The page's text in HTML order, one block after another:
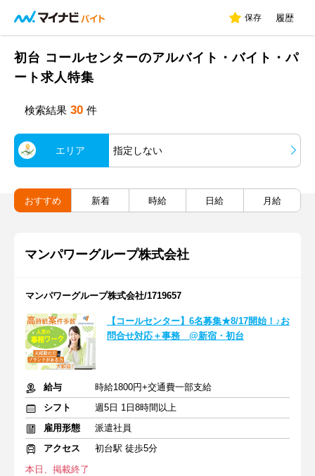
保存 履歴
初台 コールセンターのアルバイト・バイト・パ
ート求人特集
検索結果 30 件
エリア 指定しない
おすすめ 新着 時給 日給 月給
マンパワーグループ株式会社
マンパワーグループ株式会社/1719657
【コールセンター】6名募集★8/17開始！♪お
問合せ対応＋事務 @新宿・初台
給与
時給1800円+交通費一部支給
シフト
週5日 1日8時間以上
雇用形態
派遣社員
アクセス
初台駅 徒歩5分
本日、掲載終了